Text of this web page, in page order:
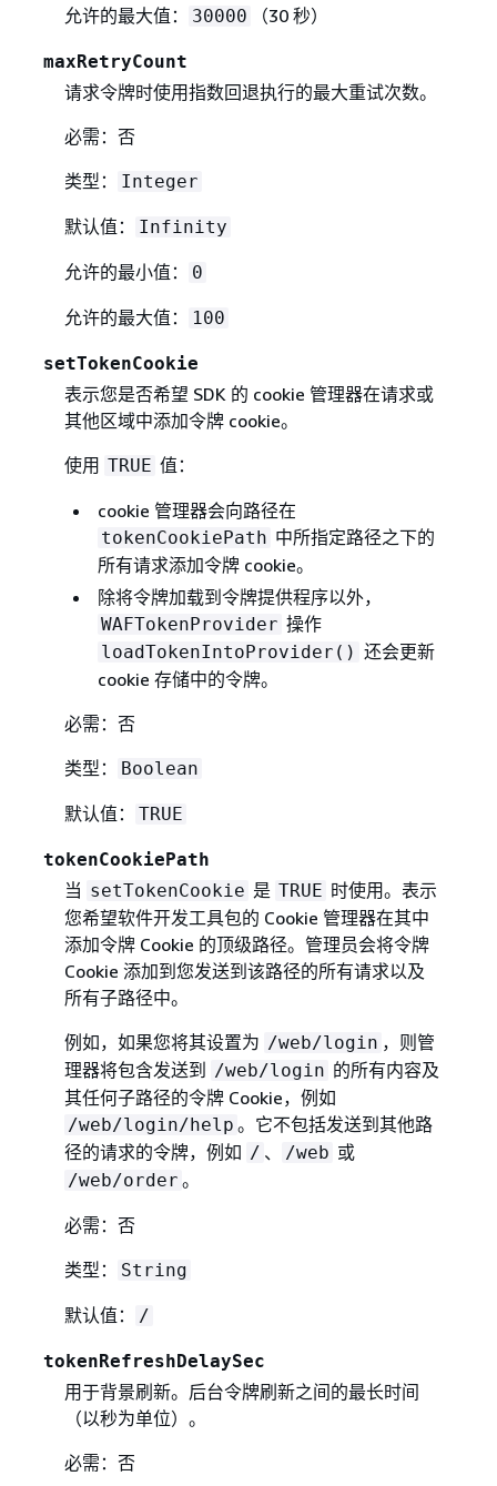
允许的最大值： 30000 （30 秒）
maxRetryCount
请求令牌时使用指数回退执行的最大重试次数。
必需：否
类型：
Integer
默认值： Infinity
允许的最小值： 0
允许的最大值： 100
setTokenCookie
表示您是否希望 SDK 的 cookie 管理器在请求或
其他区域中添加令牌 cookie。
使用 TRUE 值：
cookie 管理器会向路径在
tokenCookiePath 中所指定路径之下的
所有请求添加令牌 cookie。
除将令牌加载到令牌提供程序以外，
WAFTokenProvider 操作
loadTokenIntoProvider() 还会更新
cookie 存储中的令牌。
必需：否
类型：
Boolean
默认值： TRUE
tokenCookiePath
当 setTokenCookie 是 TRUE 时使用。表示
您希望软件开发工具包的 Cookie 管理器在其中
添加令牌 Cookie 的顶级路径。管理员会将令牌
Cookie 添加到您发送到该路径的所有请求以及
所有子路径中。
例如，如果您将其设置为 /web/login ，则管
理器将包含发送到 /web/login 的所有内容及
其任何子路径的令牌 Cookie，例如
/web/login/help 。它不包括发送到其他路
径的请求的令牌，例如 / 、 /web 或
/web/order 。
必需：否
类型：
String
默认值： /
tokenRefreshDelaySec
用于背景刷新。后台令牌刷新之间的最长时间
（以秒为单位）。
必需：否